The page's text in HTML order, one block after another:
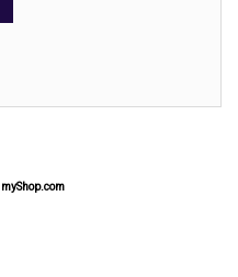
myShop.com